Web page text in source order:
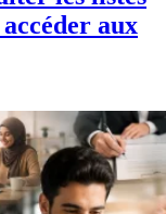
aux